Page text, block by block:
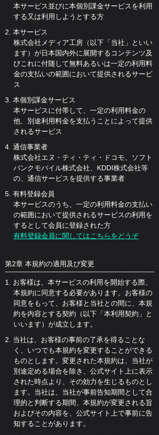
本サービス並びに本個別課金サービスを利用
する又は利用しようとする方
2. 本サービス
株式会社メディア工房（以下「当社」といい
ます）が日本国内外に展開するコンテンツ及
びこれに付随して無料あるいは一定の利用料
金の支払いの範囲において提供されるサービ
ス
3. 本個別課金サービス
本サービスに付帯して、一定の利用料金の
他、別途利用料金を支払うことによって提供
されるサービス
4. 通信事業者
株式会社エヌ・ティ・ティ・ドコモ、ソフト
バンクモバイル株式会社、KDDI株式会社等
の、通信サービスを提供する事業者
5. 有料登録会員
本サービスのうち、一定の利用料金の支払い
の範囲において提供されるサービスの利用を
するとして会員に登録された方
有料登録会員に関してはこちらをどうぞ
第2章 本規約の適用及び変更
1. お客様は、本サービスの利用を開始する際、
本規約に同意する必要があります。お客様の
同意をもって、お客様と当社との間に、本規
約を内容とする契約（以下「本利用契約」と
いいます）が成立します。
2. 当社は、お客様の事前の了承を得ることな
く、いつでも本規約を変更することができる
ものとします。変更された本規約は、当社が
別途定める場合を除き、公式サイト上に表示
された時点より、その効力を生じるものとし
ます。当社は、当社が事前告知期間として合
理的と判断する期間、本規約が変更される旨
およびその内容を、公式サイト上で事前に告
知することがあります。